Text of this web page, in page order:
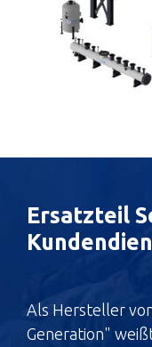
Ersatzteil
Als Hersteller
Generation"